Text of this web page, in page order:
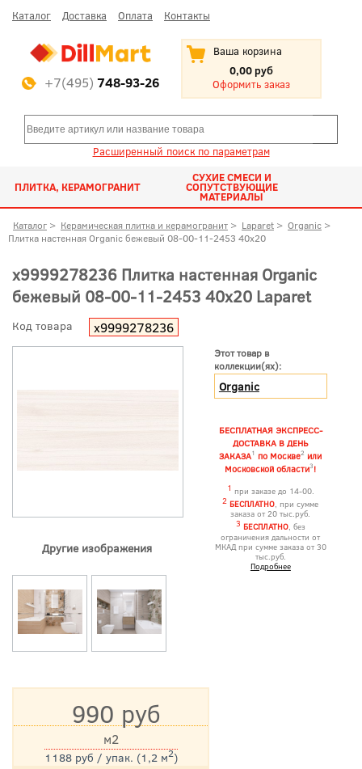
Каталог Доставка Оплата Контакты
+7(495) 748-93-26
Ваша корзина
0,00 руб
Оформить заказ
Расширенный поиск по параметрам
ПЛИТКА, КЕРАМОГРАНИТ
СУХИЕ СМЕСИ И
СОПУТСТВУЮЩИЕ
МАТЕРИАЛЫ
Каталог > Керамическая плитка и керамогранит > Laparet > Organic >
Плитка настенная Organic бежевый 08-00-11-2453 40x20
х9999278236 Плитка настенная Organic
бежевый 08-00-11-2453 40x20 Laparet
Код товара х9999278236
Другие изображения
Этот товар в
коллекции(ях):
Organic
БЕСПЛАТНАЯ ЭКСПРЕСС-
ДОСТАВКА В ДЕНЬ
ЗАКАЗА1 по Москве2 или
Московской области3!
1 при заказе до 14-00.
2 БЕСПЛАТНО, при сумме
заказа от 20 тыс.руб.
3 БЕСПЛАТНО, без
ограничения дальности от
МКАД при сумме заказа от 30
тыс.руб.
Подробнее
990 руб
1188 руб / упак. (1,2 м2)
м2
*Цена указана с учетом НДС